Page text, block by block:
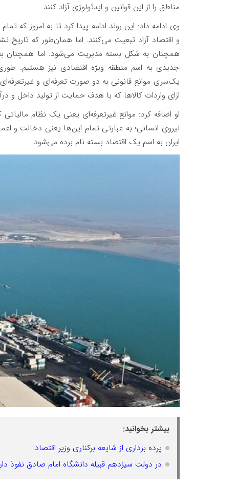
مناطق را از این قوانین و ایدئولوژی آزاد کنند.
وی ادامه داد: این روند ادامه پیدا کرد تا به امروز که
و اقتصاد آزاد تبعیت می‌کنند. اما همان‌طور که تاریخ
همچنان به شکل بسته مدیریت می‌شود. اما همچنان
جدیدی به اسم منطقه ویژه اقتصادی نیز هستیم.
یک‌سری موانع قانونی به دو صورت تعرفه‌ای و
ازای واردات کالاها که با هدف حمایت از تولید داخل و
او اضافه کرد: موانع غیرتعرفه‌ای یعنی یک نظام
نیروی انسانی؛ به عبارتی تمام این‌ها یعنی دخالت و
ایران به اسم یک اقتصاد بسته نام برده می‌شود.
بیشتر بخوانید:
پرده برداری از شایعه برکناری وزیر اقتصاد
در دولت سیزدهم قبیله دانشگاه امام صادق نفوذ